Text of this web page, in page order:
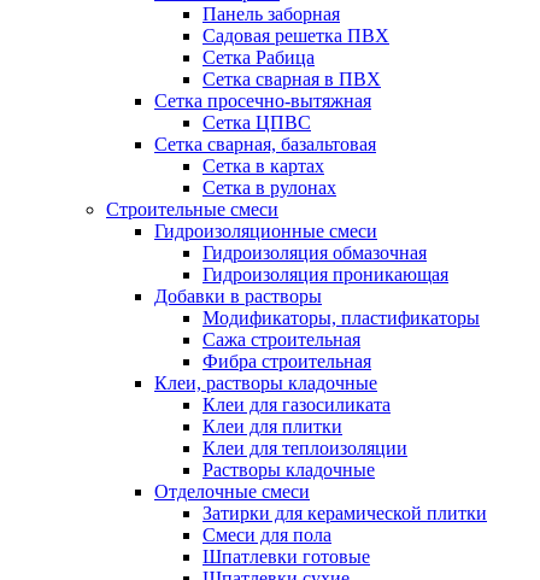
Панель заборная
Садовая решетка ПВХ
Сетка Рабица
Сетка сварная в ПВХ
Сетка просечно-вытяжная
Сетка ЦПВС
Сетка сварная, базальтовая
Сетка в картах
Сетка в рулонах
Строительные смеси
Гидроизоляционные смеси
Гидроизоляция обмазочная
Гидроизоляция проникающая
Добавки в растворы
Модификаторы, пластификаторы
Сажа строительная
Фибра строительная
Клеи, растворы кладочные
Клеи для газосиликата
Клеи для плитки
Клеи для теплоизоляции
Растворы кладочные
Отделочные смеси
Затирки для керамической плитки
Смеси для пола
Шпатлевки готовые